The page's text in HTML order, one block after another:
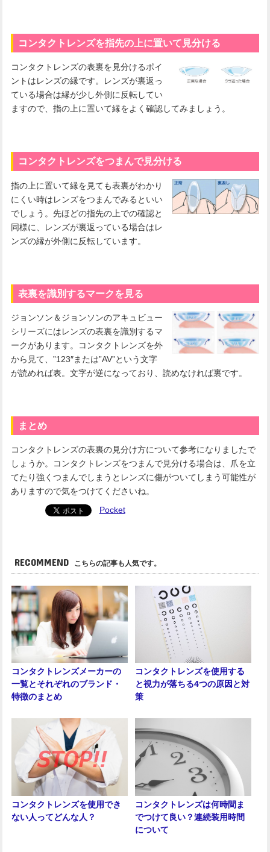
コンタクトレンズを指先の上に置いて見分ける
コンタクトレンズの表裏を見分けるポイ
ントはレンズの縁です。レンズが裏返っ
ている場合は縁が少し外側に反転してい
ますので、指の上に置いて縁をよく確認してみましょう。
コンタクトレンズをつまんで見分ける
指の上に置いて縁を見ても表裏がわかり
にくい時はレンズをつまんでみるといい
でしょう。先ほどの指先の上での確認と
同様に、レンズが裏返っている場合はレ
ンズの縁が外側に反転しています。
表裏を識別するマークを見る
ジョンソン＆ジョンソンのアキュビュー
シリーズにはレンズの表裏を識別するマ
ークがあります。コンタクトレンズを外
から見て、”123″または”AV”という文字
が読めれば表。文字が逆になっており、読めなければ裏です。
まとめ
コンタクトレンズの表裏の見分け方について参考になりましたで
しょうか。コンタクトレンズをつまんで見分ける場合は、爪を立
てたり強くつまんでしまうとレンズに傷がついてしまう可能性が
ありますので気をつけてくださいね。
Pocket
RECOMMEND こちらの記事も人気です。
コンタクトレンズメーカーの
一覧とそれぞれのブランド・
特徴のまとめ
コンタクトレンズを使用する
と視力が落ちる4つの原因と対
策
コンタクトレンズを使用でき
ない人ってどんな人？
コンタクトレンズは何時間ま
でつけて良い？連続装用時間
について